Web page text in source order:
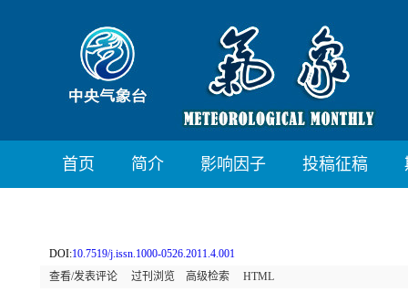
首页 简介 影响因子 投稿征稿
DOI:10.7519/j.issn.1000-0526.2011.4.001
查看/发表评论
过刊浏览 高级检索 HTML